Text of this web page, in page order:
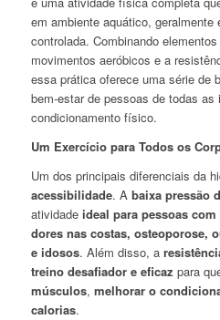
em ambiente aquático,
controlada. Combinando
movimentos aeróbicos e a
essa prática oferece uma série de
bem-estar de pessoas de todas
condicionamento físico.
Um Exercício para Todos os
Um dos principais diferenciais da
acessibilidade. A baixa pressão
atividade ideal para pessoas
dores nas costas, osteoporose,
e idosos. Além disso, a
treino desafiador e eficaz para
músculos, melhorar o
calorias.